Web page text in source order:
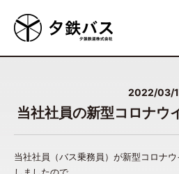
2022/03/
当社社員の新型コロナウ
当社社員（バス乗務員）が新型コロナ